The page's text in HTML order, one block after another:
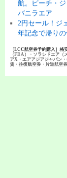
航。ピーチ・
バニラエア
2円セール！ジ
年記念で帰りの
［LCC航空券予約購入］格
（FDA）・ソラシドエア
アX・エアアジアジャパン
賃・往復航空券・片道航空